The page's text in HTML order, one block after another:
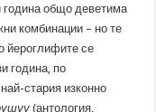
общо деветима
комбинации – но те
йероглифите се
година, по
стария изконно
(антология,